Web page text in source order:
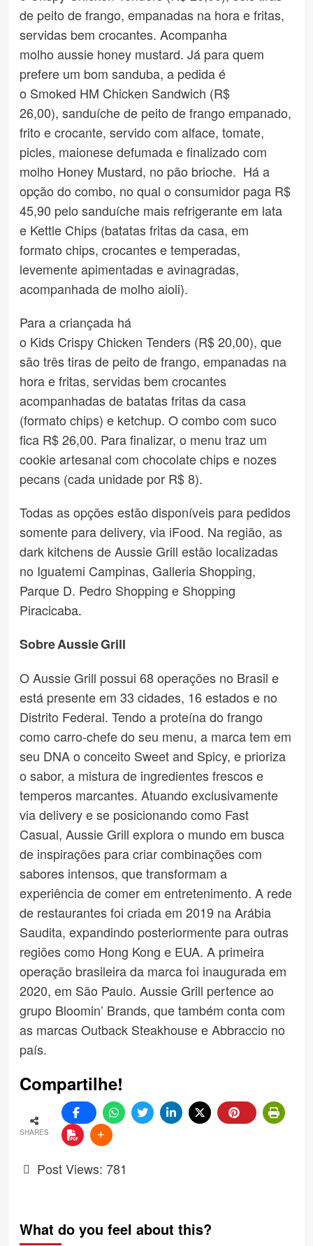
de peito de frango, empanadas na hora e fritas,
servidas bem crocantes. Acompanha
molho aussie honey mustard. Já para quem
prefere um bom sanduba, a pedida é
o Smoked HM Chicken Sandwich (R$
26,00), sanduíche de peito de frango empanado,
frito e crocante, servido com alface, tomate,
picles, maionese defumada e finalizado com
molho Honey Mustard, no pão brioche. Há a
opção do combo, no qual o consumidor paga R$
45,90 pelo sanduíche mais refrigerante em lata
e Kettle Chips (batatas fritas da casa, em
formato chips, crocantes e temperadas,
levemente apimentadas e avinagradas,
acompanhada de molho aioli).
Para a criançada há
o Kids Crispy Chicken Tenders (R$ 20,00), que
são três tiras de peito de frango, empanadas na
hora e fritas, servidas bem crocantes
acompanhadas de batatas fritas da casa
(formato chips) e ketchup. O combo com suco
fica R$ 26,00. Para finalizar, o menu traz um
cookie artesanal com chocolate chips e nozes
pecans (cada unidade por R$ 8).
Todas as opções estão disponíveis para pedidos
somente para delivery, via iFood. Na região, as
dark kitchens de Aussie Grill estão localizadas
no Iguatemi Campinas, Galleria Shopping,
Parque D. Pedro Shopping e Shopping
Piracicaba.
Sobre Aussie Grill
O Aussie Grill possui 68 operações no Brasil e
está presente em 33 cidades, 16 estados e no
Distrito Federal. Tendo a proteína do frango
como carro-chefe do seu menu, a marca tem em
seu DNA o conceito Sweet and Spicy, e prioriza
o sabor, a mistura de ingredientes frescos e
temperos marcantes. Atuando exclusivamente
via delivery e se posicionando como Fast
Casual, Aussie Grill explora o mundo em busca
de inspirações para criar combinações com
sabores intensos, que transformam a
experiência de comer em entretenimento. A rede
de restaurantes foi criada em 2019 na Arábia
Saudita, expandindo posteriormente para outras
regiões como Hong Kong e EUA. A primeira
operação brasileira da marca foi inaugurada em
2020, em São Paulo. Aussie Grill pertence ao
grupo Bloomin’ Brands, que também conta com
as marcas Outback Steakhouse e Abbraccio no
país.
Compartilhe!
SHARES
Post Views: 781
What do you feel about this?